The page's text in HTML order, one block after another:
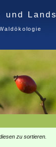
zu sortieren.